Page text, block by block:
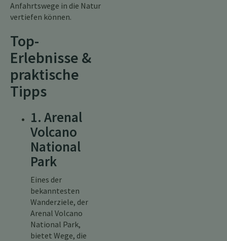
Anfahrtswege in die Natur
vertiefen können.
Top-
Erlebnisse &
praktische
Tipps
1. Arenal
Volcano
National
Park
Eines der
bekanntesten
Wanderziele, der
Arenal Volcano
National Park,
bietet Wege, die